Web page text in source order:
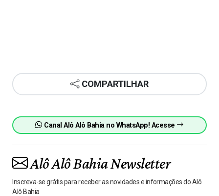
COMPARTILHAR
Canal Alô Alô Bahia no WhatsApp! Acesse
Alô Alô Bahia Newsletter
Inscreva-se grátis para receber as novidades e informações do Alô
Alô Bahia